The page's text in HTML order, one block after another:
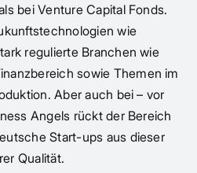
bei Venture Capital Fonds.
wie
regulierte Branchen wie
sowie Themen im
Aber auch bei – vor
Angels rückt der Bereich
Start-ups aus dieser
Qualität.